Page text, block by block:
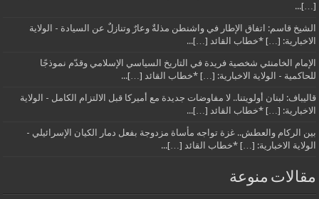
[…]...
الشيخ قاسم: اتفاق الإطار في واشنطن مذلةٌ وعارٌ وتنازلٌ عن السيادة - الولاية
الاخبارية: […] *خطاب القائد […]...
الإمام الخامنئي شخصية فريدة في التاريخ السياسي الإسلامي وقدّم نموذجًا
للحاكمية - الولاية الاخبارية: […] *خطاب القائد […]...
قاليباف: لبنان أولويتنا.. لا مفاوضات جديدة مع أميركا قبل الالتزام الكامل - الولاية
الاخبارية: […] *خطاب القائد […]...
بين الركام والعطش.. غزة تواجه مأساة مزدوجة بفعل دمار الكيان الإسرائيلي -
الولاية الاخبارية: […] *خطاب القائد […]...
مقالات منوعة